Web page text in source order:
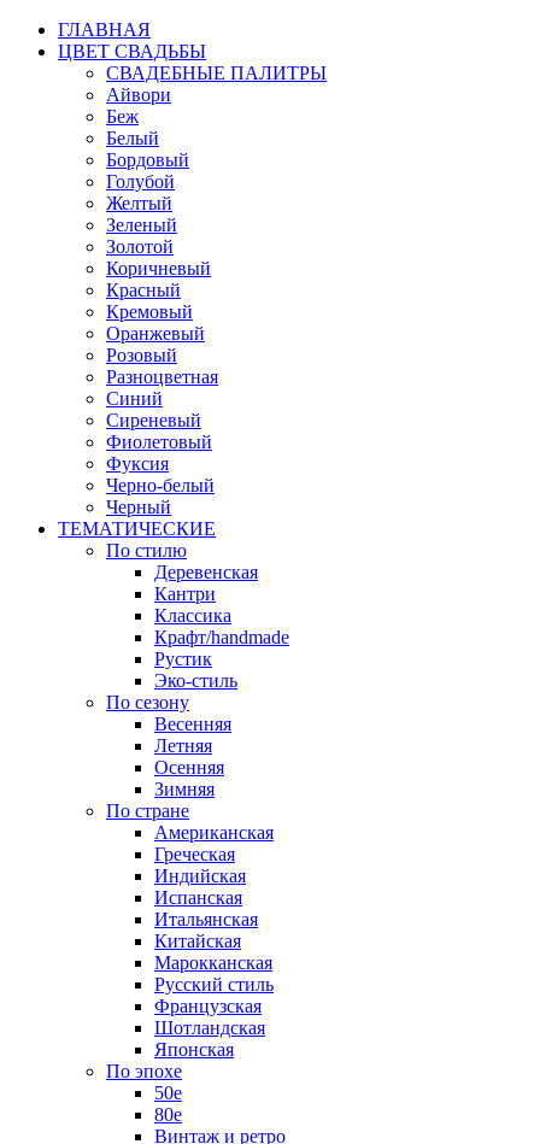
ГЛАВНАЯ
ЦВЕТ СВАДЬБЫ
СВАДЕБНЫЕ ПАЛИТРЫ
Айвори
Беж
Белый
Бордовый
Голубой
Желтый
Зеленый
Золотой
Коричневый
Красный
Кремовый
Оранжевый
Розовый
Разноцветная
Синий
Сиреневый
Фиолетовый
Фуксия
Черно-белый
Черный
ТЕМАТИЧЕСКИЕ
По стилю
Деревенская
Кантри
Классика
Крафт/handmade
Рустик
Эко-стиль
По сезону
Весенняя
Летняя
Осенняя
Зимняя
По стране
Американская
Греческая
Индийская
Испанская
Итальянская
Китайская
Марокканская
Русский стиль
Французская
Шотландская
Японская
По эпохе
50е
80е
Винтаж и ретро